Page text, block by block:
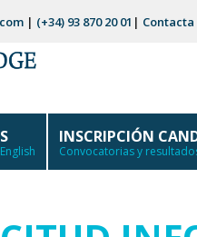
| (+34) 93 870 20 01 | Contacta
INSCRIPCIÓN
Convocatorias y